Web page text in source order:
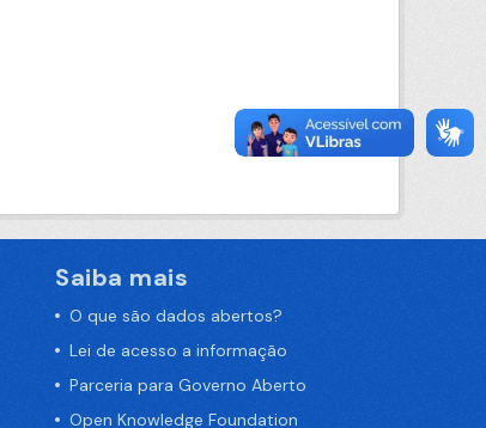
Saiba mais
O que são dados abertos?
Lei de acesso a informação
Parceria para Governo Aberto
Open Knowledge Foundation